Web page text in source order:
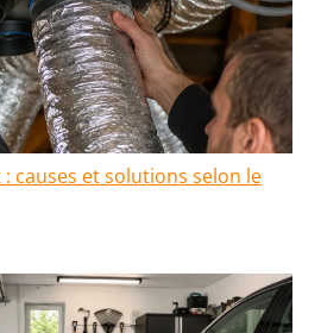
causes et solutions selon le